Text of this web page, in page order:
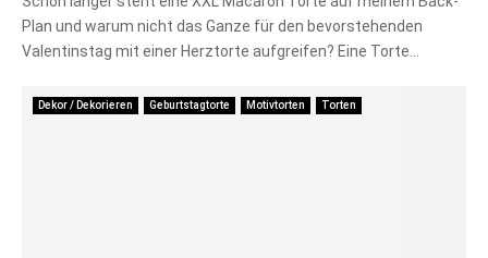
Plan und warum nicht das Ganze für den bevorstehenden
Valentinstag mit einer Herztorte aufgreifen? Eine Torte...
Dekor / Dekorieren Geburtstagtorte Motivtorten Torten